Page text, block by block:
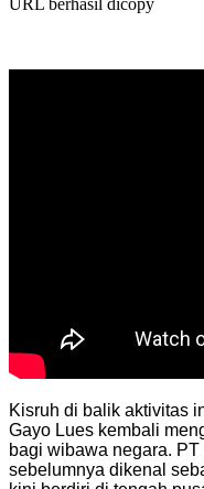
Kisruh di balik aktivitas
Gayo Lues kembali
bagi wibawa negara.
sebelumnya dikenal